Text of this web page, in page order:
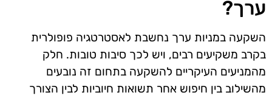
ערך?
השקעה במניות ערך נחשבת לאסטרטגיה פופולרית
בקרב משקיעים רבים, ויש לכך סיבות טובות. חלק
מהמניעים העיקריים להשקעה בתחום זה נובעים
מהשילוב בין חיפוש אחר תשואות חיוביות לבין הצורך